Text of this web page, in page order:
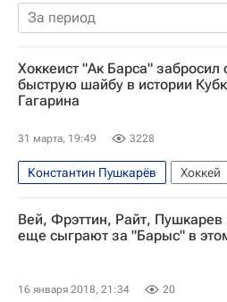
За период
Хоккеист "Ак Барса"
быструю шайбу в истории
Гагарина
31 марта, 19:49 3228
Константин Пушкарёв Хоккей
Кубок Гагарина
Артем
Трактор
КХЛ 2025-2026
Вей, Фрэттин, Райт, Пушкарев
еще сыграют за "Барыс" в
16 января 2018, 21:34 20